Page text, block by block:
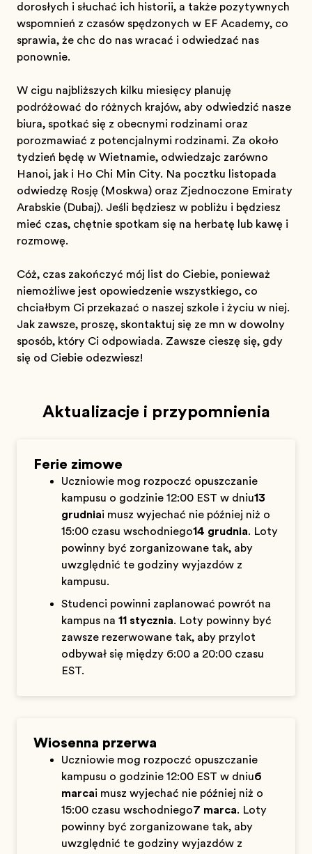
dorosłych i słuchać ich historii, a także pozytywnych
wspomnień z czasów spędzonych w EF Academy, co
sprawia, że chcą do nas wracać i odwiedzać nas
ponownie.
W ciągu najbliższych kilku miesięcy planuję
podróżować do różnych krajów, aby odwiedzić nasze
biura, spotkać się z obecnymi rodzinami oraz
porozmawiać z potencjalnymi rodzinami. Za około
tydzień będę w Wietnamie, odwiedzając zarówno
Hanoi, jak i Ho Chi Min City. Na początku listopada
odwiedzę Rosję (Moskwa) oraz Zjednoczone Emiraty
Arabskie (Dubaj). Jeśli będziesz w pobliżu i będziesz
mieć czas, chętnie spotkam się na herbatę lub kawę i
rozmowę.
Cóż, czas zakończyć mój list do Ciebie, ponieważ
niemożliwe jest opowiedzenie wszystkiego, co
chciałbym Ci przekazać o naszej szkole i życiu w niej.
Jak zawsze, proszę, skontaktuj się ze mną w dowolny
sposób, który Ci odpowiada. Zawsze cieszę się, gdy
się od Ciebie odezwiesz!
Aktualizacje i przypomnienia
Ferie zimowe
Uczniowie mogą rozpocząć opuszczanie
kampusu o godzinie 12:00 EST w dniu13
grudniai muszą wyjechać nie później niż o
15:00 czasu wschodniego14 grudnia. Loty
powinny być zorganizowane tak, aby
uwzględnić te godziny wyjazdów z
kampusu.
Studenci powinni zaplanować powrót na
kampus na 11 stycznia. Loty powinny być
zawsze rezerwowane tak, aby przylot
odbywał się między 6:00 a 20:00 czasu
EST.
Wiosenna przerwa
Uczniowie mogą rozpocząć opuszczanie
kampusu o godzinie 12:00 EST w dniu6
marcai muszą wyjechać nie później niż o
15:00 czasu wschodniego7 marca. Loty
powinny być zorganizowane tak, aby
uwzględnić te godziny wyjazdów z